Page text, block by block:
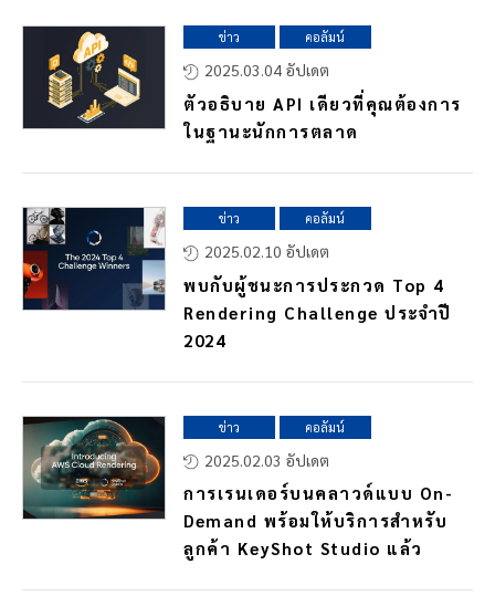
ข่าว คอลัมน์
2025.03.04 อัปเดต
ตัวอธิบาย API เดียวที่คุณต้องการ
ในฐานะนักการตลาด
ข่าว คอลัมน์
2025.02.10 อัปเดต
พบกับผู้ชนะการประกวด Top 4
Rendering Challenge ประจำปี
2024
ข่าว คอลัมน์
2025.02.03 อัปเดต
การเรนเดอร์บนคลาวด์แบบ On-
Demand พร้อมให้บริการสำหรับ
ลูกค้า KeyShot Studio แล้ว